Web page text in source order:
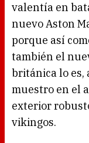
valentía en
nuevo Aston
porque así
también el
británica lo es,
muestro en el
exterior
vikingos.